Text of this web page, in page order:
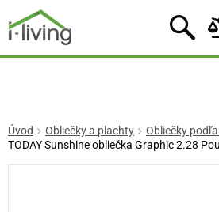
Úvod Obliečky a plachty
Obliečky
TODAY Sunshine obliečka Graphic 2.28